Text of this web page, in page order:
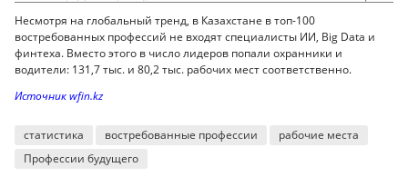
Несмотря на глобальный тренд, в Казахстане в топ-100
востребованных профессий не входят специалисты ИИ, Big Data и
финтеха. Вместо этого в число лидеров попали охранники и
водители: 131,7 тыс. и 80,2 тыс. рабочих мест соответственно.
Источник wfin.kz
статистика востребованные профессии
рабочие места
Профессии будущего